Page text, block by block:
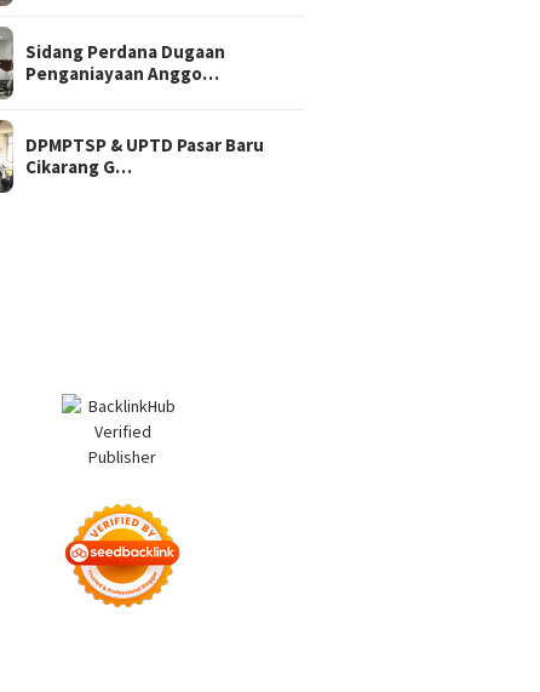
Sidang Perdana Dugaan
Penganiayaan Anggo…
DPMPTSP & UPTD Pasar Baru
Cikarang G…